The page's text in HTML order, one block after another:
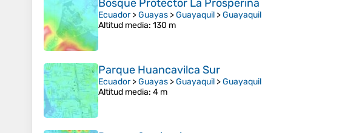
Bosque Protector La Prosperina
Ecuador>Guayas >Guayaquil >Guayaquil
Altitud media: 130 m
Parque Huancavilca Sur
Ecuador>Guayas >Guayaquil >Guayaquil
Altitud media: 4 m